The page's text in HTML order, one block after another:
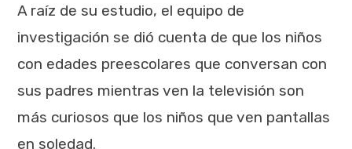
A raíz de su estudio, el equipo de
investigación se dió cuenta de que los niños
con edades preescolares que conversan con
sus padres mientras ven la televisión son
más curiosos que los niños que ven pantallas
en soledad.